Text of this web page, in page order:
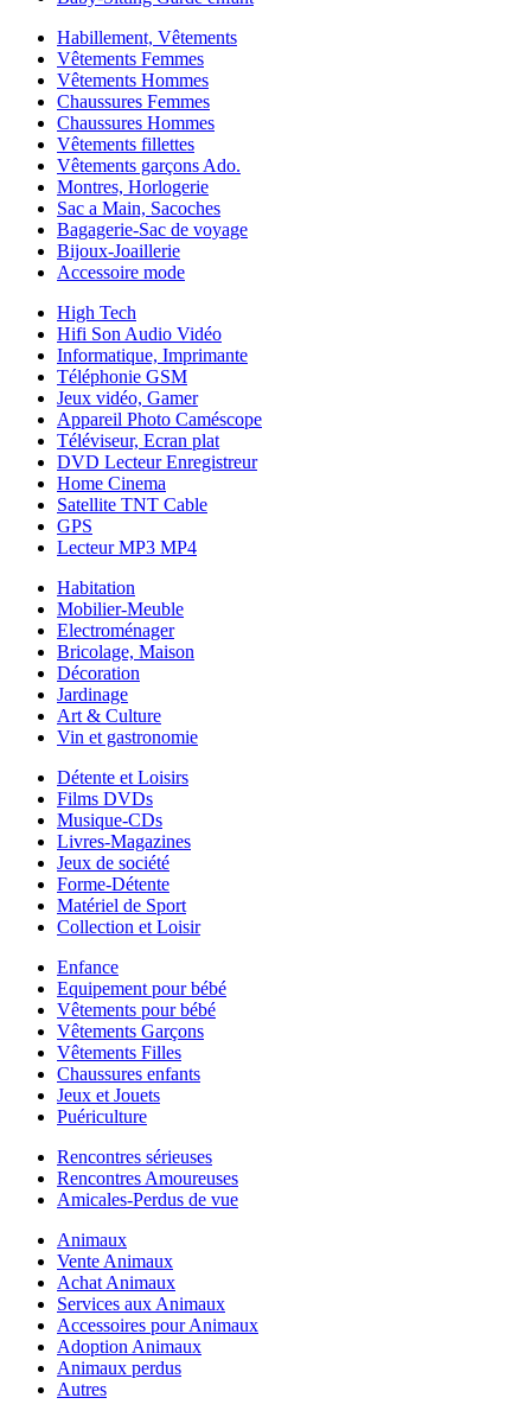
Habillement, Vêtements
Vêtements Femmes
Vêtements Hommes
Chaussures Femmes
Chaussures Hommes
Vêtements fillettes
Vêtements garçons Ado.
Montres, Horlogerie
Sac a Main, Sacoches
Bagagerie-Sac de voyage
Bijoux-Joaillerie
Accessoire mode
High Tech
Hifi Son Audio Vidéo
Informatique, Imprimante
Téléphonie GSM
Jeux vidéo, Gamer
Appareil Photo Caméscope
Téléviseur, Ecran plat
DVD Lecteur Enregistreur
Home Cinema
Satellite TNT Cable
GPS
Lecteur MP3 MP4
Habitation
Mobilier-Meuble
Electroménager
Bricolage, Maison
Décoration
Jardinage
Art & Culture
Vin et gastronomie
Détente et Loisirs
Films DVDs
Musique-CDs
Livres-Magazines
Jeux de société
Forme-Détente
Matériel de Sport
Collection et Loisir
Enfance
Equipement pour bébé
Vêtements pour bébé
Vêtements Garçons
Vêtements Filles
Chaussures enfants
Jeux et Jouets
Puériculture
Rencontres sérieuses
Rencontres Amoureuses
Amicales-Perdus de vue
Animaux
Vente Animaux
Achat Animaux
Services aux Animaux
Accessoires pour Animaux
Adoption Animaux
Animaux perdus
Autres